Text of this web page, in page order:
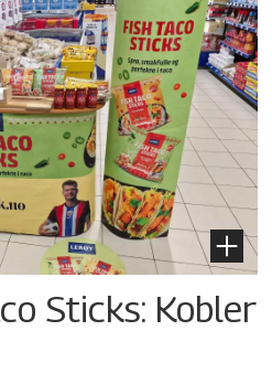
Sticks: Kobler